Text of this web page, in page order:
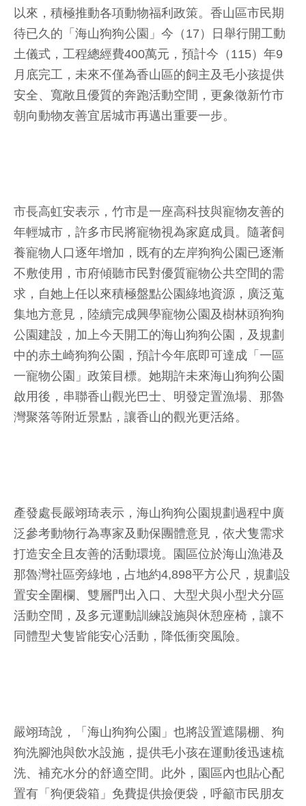
以來，積極推動各項動物福利政策。香山區市民期
待已久的「海山狗狗公園」今（17）日舉行開工動
土儀式，工程總經費400萬元，預計今（115）年9
月底完工，未來不僅為香山區的飼主及毛小孩提供
安全、寬敞且優質的奔跑活動空間，更象徵新竹市
朝向動物友善宜居城市再邁出重要一步。
市長高虹安表示，竹市是一座高科技與寵物友善的
年輕城市，許多市民將寵物視為家庭成員。隨著飼
養寵物人口逐年增加，既有的左岸狗狗公園已逐漸
不敷使用，市府傾聽市民對優質寵物公共空間的需
求，自她上任以來積極盤點公園綠地資源，廣泛蒐
集地方意見，陸續完成興學寵物公園及樹林頭狗狗
公園建設，加上今天開工的海山狗狗公園，及規劃
中的赤土崎狗狗公園，預計今年底即可達成「一區
一寵物公園」政策目標。她期許未來海山狗狗公園
啟用後，串聯香山觀光巴士、明發定置漁場、那魯
灣聚落等附近景點，讓香山的觀光更活絡。
產發處長嚴翊琦表示，海山狗狗公園規劃過程中廣
泛參考動物行為專家及動保團體意見，依犬隻需求
打造安全且友善的活動環境。園區位於海山漁港及
那魯灣社區旁綠地，占地約4,898平方公尺，規劃設
置安全圍欄、雙層門出入口、大型犬與小型犬分區
活動空間，及多元運動訓練設施與休憩座椅，讓不
同體型犬隻皆能安心活動，降低衝突風險。
嚴翊琦說，「海山狗狗公園」也將設置遮陽棚、狗
狗洗腳池與飲水設施，提供毛小孩在運動後迅速梳
洗、補充水分的舒適空間。此外，園區內也貼心配
置有「狗便袋箱」免費提供撿便袋，呼籲市民朋友